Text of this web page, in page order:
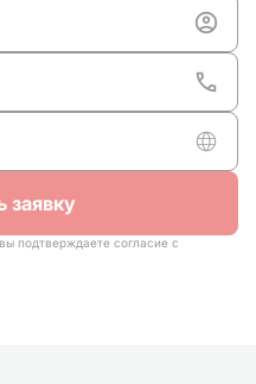
заявку
подтверждаете согласие с